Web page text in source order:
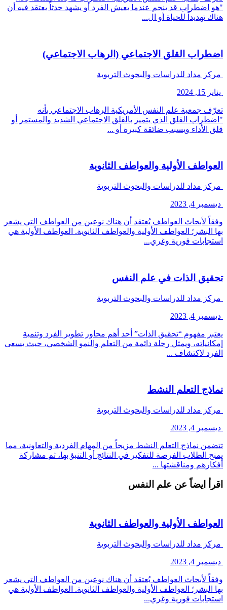
"هو اضطراب قد ينجم عندما يعيش الفرد أو يشهد حدثاً يعتقد فيه أن
هناك تهديداً للحياة أو ال...
اضطراب القلق الاجتماعي (الرهاب الاجتماعي)
مركز مداد للدراسات والبحوث التربوية
يناير 15, 2024
تعرّف جمعية علم النفس الأمريكية الرهاب الاجتماعي بأنه
"اضطراب القلق الذي يتميز بالقلق الاجتماعي الشديد والمستمر أو
قلق الأداء ويسبب ضائقة كبيرة أو ...
العواطف الأولية والعواطف الثانوية
مركز مداد للدراسات والبحوث التربوية
ديسمبر 4, 2023
وفقاً لأبحاث العواطف يُعتقد أن هناك نوعين من العواطف التي يشعر
بها البشر؛ العواطف الأولية والعواطف الثانوية. العواطف الأولية هي
استجابات فورية وغري...
تحقيق الذات في علم النفس
مركز مداد للدراسات والبحوث التربوية
ديسمبر 4, 2023
يعتبر مفهوم “تحقيق الذات” أحد أهم محاور تطوير الفرد وتنمية
إمكانياته، ويمثل رحلة دائمة من التعلم والنمو الشخصي، حيث يسعى
الفرد لاكتشاف ...
نماذج التعلم النشط
مركز مداد للدراسات والبحوث التربوية
ديسمبر 4, 2023
تتضمن نماذج التعلم النشط مزيجاً من المهام الفردية والتعاونية، مما
يمنح الطلاب الفرصة للتفكير في النتائج أو التنبؤ بها، ثم مشاركة
أفكارهم ومناقشتها ...
اقرأ ايضاً عن علم النفس
العواطف الأولية والعواطف الثانوية
مركز مداد للدراسات والبحوث التربوية
ديسمبر 4, 2023
وفقاً لأبحاث العواطف يُعتقد أن هناك نوعين من العواطف التي يشعر
بها البشر؛ العواطف الأولية والعواطف الثانوية. العواطف الأولية هي
استجابات فورية وغري...